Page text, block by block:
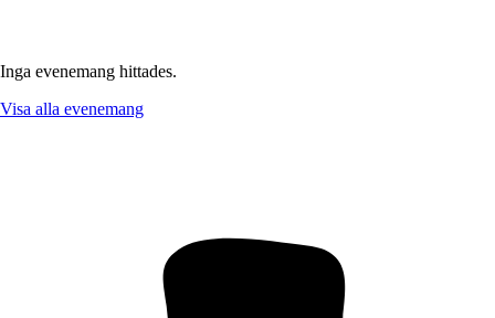
Inga evenemang hittades.
Visa alla evenemang